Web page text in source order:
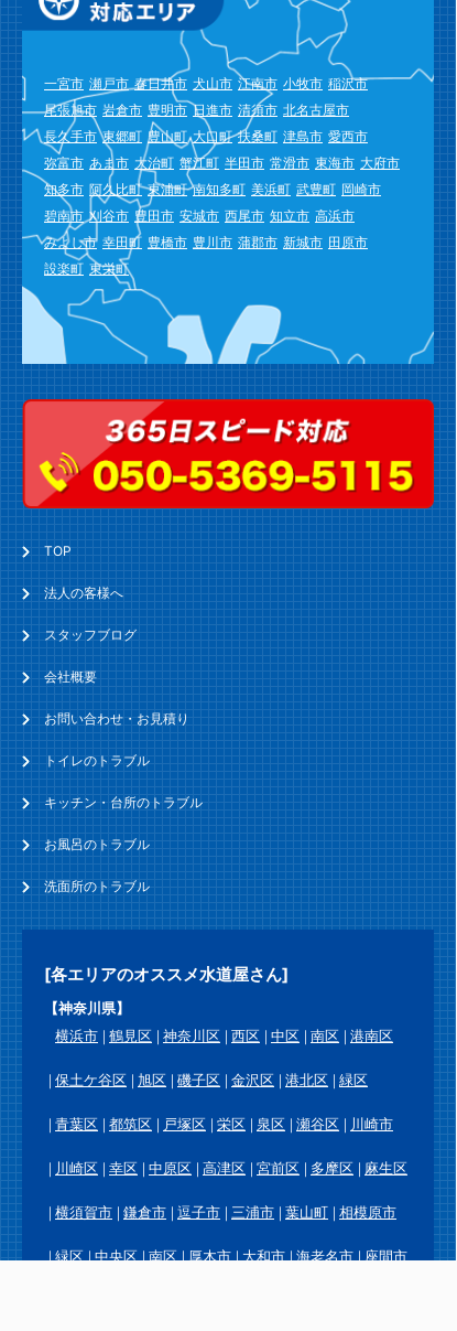
一宮市 瀬戸市 春日井市 犬山市 江南市 小牧市 稲沢市
尾張旭市 岩倉市 豊明市 日進市 清須市 北名古屋市
長久手市 東郷町 豊山町 大口町 扶桑町 津島市 愛西市
弥富市 あま市 大治町 蟹江町 半田市 常滑市 東海市 大府市
知多市 阿久比町 東浦町 南知多町 美浜町 武豊町 岡崎市
碧南市 刈谷市 豊田市 安城市 西尾市 知立市 高浜市
みよし市 幸田町 豊橋市 豊川市 蒲郡市 新城市 田原市
設楽町 東栄町
TOP
法人の客様へ
スタッフブログ
会社概要
お問い合わせ・お見積り
トイレのトラブル
キッチン・台所のトラブル
お風呂のトラブル
洗面所のトラブル
[各エリアのオススメ水道屋さん]
【神奈川県】
横浜市
鶴見区 神奈川区 西区 中区 南区 港南区
保土ケ谷区 旭区 磯子区 金沢区 港北区 緑区
青葉区 都筑区 戸塚区 栄区 泉区 瀬谷区 川崎市
川崎区 幸区 中原区 高津区 宮前区 多摩区 麻生区
横須賀市 鎌倉市 逗子市 三浦市 葉山町 相模原市
緑区 中央区 南区 厚木市 大和市 海老名市 座間市